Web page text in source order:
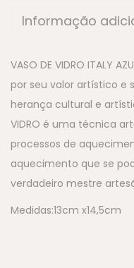
Informação
VASO DE VIDRO ITALY
por seu valor artístico e
herança cultural e
VIDRO é uma técnica
processos de
aquecimento que se
verdadeiro mestre
Medidas:13cm x14,5cm